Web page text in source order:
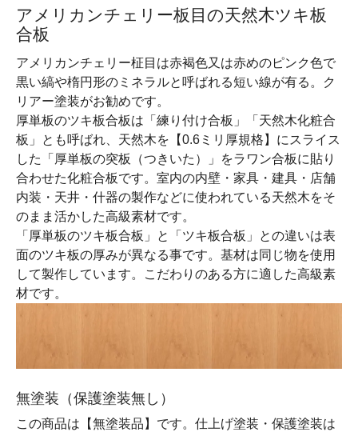
アメリカンチェリー板目の天然木ツキ板
合板
アメリカンチェリー柾目は赤褐色又は赤めのピンク色で
黒い縞や楕円形のミネラルと呼ばれる短い線が有る。ク
リアー塗装がお勧めです。
厚単板のツキ板合板は「練り付け合板」「天然木化粧合
板」とも呼ばれ、天然木を【0.6ミリ厚規格】にスライス
した「厚単板の突板（つきいた）」をラワン合板に貼り
合わせた化粧合板です。室内の内壁・家具・建具・店舗
内装・天井・什器の製作などに使われている天然木をそ
のまま活かした高級素材です。
「厚単板のツキ板合板」と「ツキ板合板」との違いは表
面のツキ板の厚みが異なる事です。基材は同じ物を使用
して製作しています。こだわりのある方に適した高級素
材です。
無塗装（保護塗装無し）
この商品は【無塗装品】です。仕上げ塗装・保護塗装は